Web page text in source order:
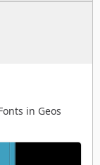
in Geos